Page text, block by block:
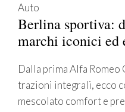
Auto
Berlina sportiva:
marchi iconici ed
Dalla prima Alfa
trazioni integrali, ecco
mescolato comfort e